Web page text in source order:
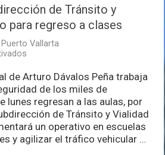
de Tránsito y
para regreso a clases
Puerto Vallarta
Subdirección
de
Tránsito
y
Vialidad
operativo
para
regreso
de Arturo Dávalos Peña trabaja
de los miles de
lunes regresan a las aulas, por
de Tránsito y Vialidad
un operativo en escuelas
y agilizar el tráfico vehicular …